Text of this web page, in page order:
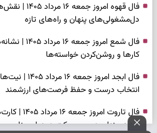
فال قهوه
دل‌مشغولی‌های پنهان و راه‌های تازه
فال شمع
کارها و روشن‌کردن خواسته‌ها
فال ابجد
انتخاب درست و حفظ فرصت‌های ارزشمند
فال تاروت
شنیدن ندای درون و حرکت در زمان مناسب